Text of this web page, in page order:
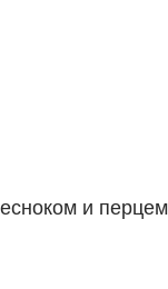
и перцем